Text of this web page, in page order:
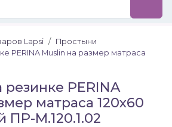
Lapsi
Простыни
PERINA Muslin на размер матраса
PERINA
матраса 120х60
ПР-М.120.1.02